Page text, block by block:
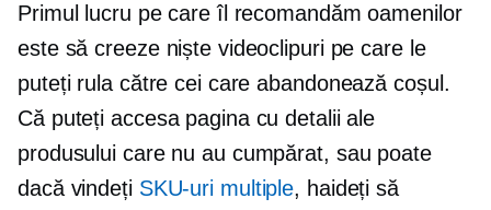
Primul lucru pe care îl recomandăm oamenilor
este să creeze niște videoclipuri pe care le
puteți rula către cei care abandonează coșul.
Că puteți accesa pagina cu detalii ale
produsului care nu au cumpărat, sau poate
dacă vindeți SKU-uri multiple, haideți să